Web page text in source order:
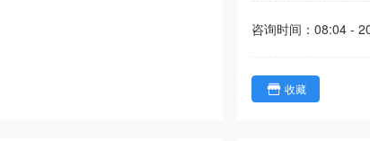
咨询时间： 08:04 -
收藏